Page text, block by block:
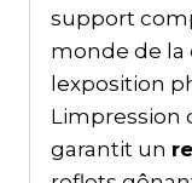
support
monde de la
lexposition
Limpression
garantit un